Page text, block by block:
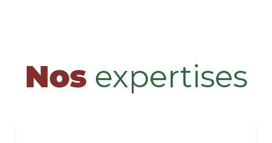
Nos expertises